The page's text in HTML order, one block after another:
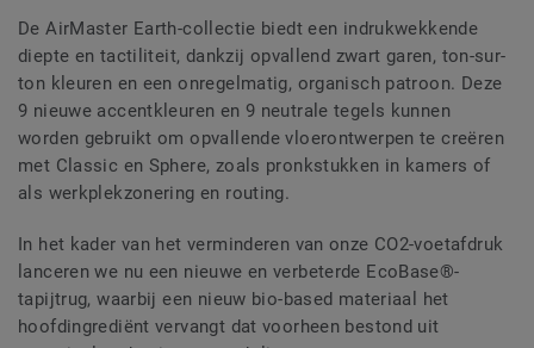
De AirMaster Earth-collectie biedt een indrukwekkende
diepte en tactiliteit, dankzij opvallend zwart garen, ton-sur-
ton kleuren en een onregelmatig, organisch patroon. Deze
9 nieuwe accentkleuren en 9 neutrale tegels kunnen
worden gebruikt om opvallende vloerontwerpen te creëren
met Classic en Sphere, zoals pronkstukken in kamers of
als werkplekzonering en routing.
In het kader van het verminderen van onze CO2-voetafdruk
lanceren we nu een nieuwe en verbeterde EcoBase®-
tapijtrug, waarbij een nieuw bio-based materiaal het
hoofdingrediënt vervangt dat voorheen bestond uit